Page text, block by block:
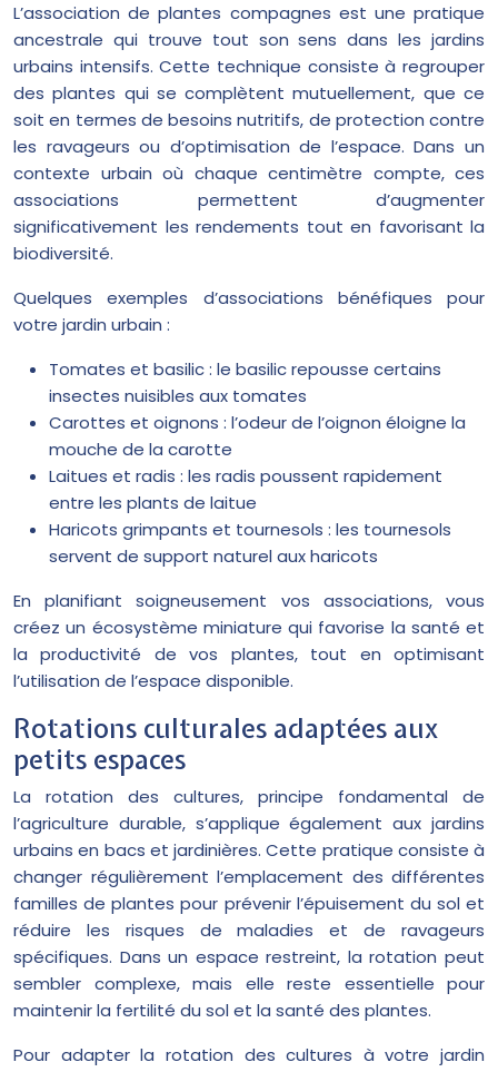
L’association de plantes compagnes est une pratique
ancestrale qui trouve tout son sens dans les jardins
urbains intensifs. Cette technique consiste à regrouper
des plantes qui se complètent mutuellement, que ce
soit en termes de besoins nutritifs, de protection contre
les ravageurs ou d’optimisation de l’espace. Dans un
contexte urbain où chaque centimètre compte, ces
associations permettent d’augmenter
significativement les rendements tout en favorisant la
biodiversité.
Quelques exemples d’associations bénéfiques pour
votre jardin urbain :
Tomates et basilic : le basilic repousse certains
insectes nuisibles aux tomates
Carottes et oignons : l’odeur de l’oignon éloigne la
mouche de la carotte
Laitues et radis : les radis poussent rapidement
entre les plants de laitue
Haricots grimpants et tournesols : les tournesols
servent de support naturel aux haricots
En planifiant soigneusement vos associations, vous
créez un écosystème miniature qui favorise la santé et
la productivité de vos plantes, tout en optimisant
l’utilisation de l’espace disponible.
Rotations culturales adaptées aux
petits espaces
La rotation des cultures, principe fondamental de
l’agriculture durable, s’applique également aux jardins
urbains en bacs et jardinières. Cette pratique consiste à
changer régulièrement l’emplacement des différentes
familles de plantes pour prévenir l’épuisement du sol et
réduire les risques de maladies et de ravageurs
spécifiques. Dans un espace restreint, la rotation peut
sembler complexe, mais elle reste essentielle pour
maintenir la fertilité du sol et la santé des plantes.
Pour adapter la rotation des cultures à votre jardin